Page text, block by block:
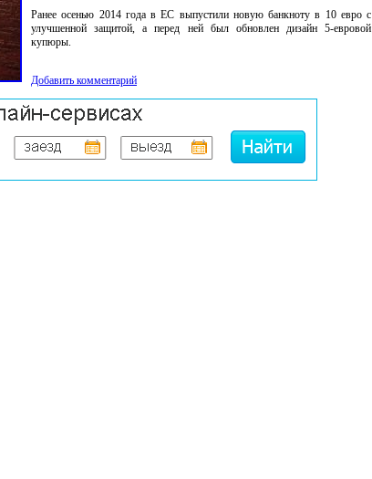
Ранее осенью 2014 года в ЕС выпустили новую банкноту в 10 евро с
улучшенной защитой, а перед ней был обновлен дизайн 5-евровой
купюры.
Добавить комментарий